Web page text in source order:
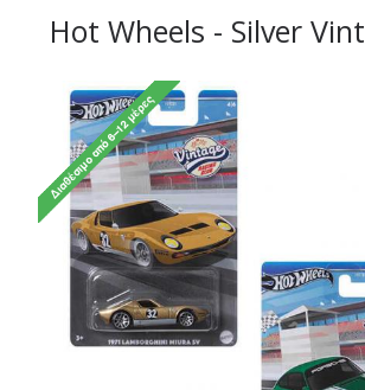
Hot Wheels - Silver